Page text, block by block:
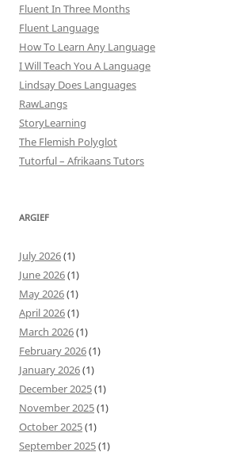
Fluent In Three Months
Fluent Language
How To Learn Any Language
I Will Teach You A Language
Lindsay Does Languages
RawLangs
StoryLearning
The Flemish Polyglot
Tutorful – Afrikaans Tutors
ARGIEF
July 2026(1)
June 2026(1)
May 2026(1)
April 2026(1)
March 2026(1)
February 2026(1)
January 2026(1)
December 2025(1)
November 2025(1)
October 2025(1)
September 2025(1)